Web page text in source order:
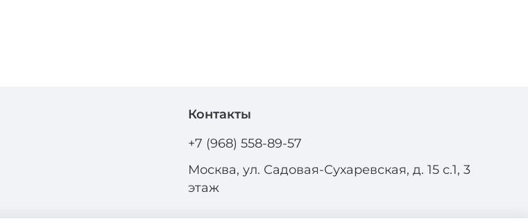
Контакты
+7 (968) 558-89-57
Москва, ул. Садовая-Сухаревская, д. 15 с.1, 3
этаж